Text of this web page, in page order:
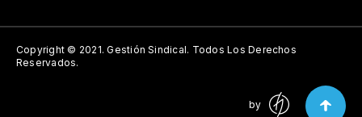
Copyright © 2021.Gestión Sindical. Todos Los Derechos
Reservados.
by